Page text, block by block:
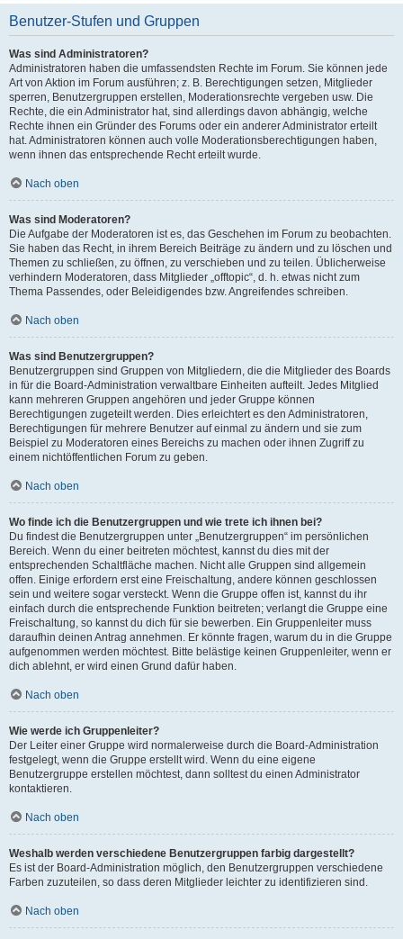
Benutzer-Stufen und Gruppen
Was sind Administratoren?
Administratoren haben die umfassendsten Rechte im Forum. Sie können jede
Art von Aktion im Forum ausführen; z. B. Berechtigungen setzen, Mitglieder
sperren, Benutzergruppen erstellen, Moderationsrechte vergeben usw. Die
Rechte, die ein Administrator hat, sind allerdings davon abhängig, welche
Rechte ihnen ein Gründer des Forums oder ein anderer Administrator erteilt
hat. Administratoren können auch volle Moderationsberechtigungen haben,
wenn ihnen das entsprechende Recht erteilt wurde.
Nach oben
Was sind Moderatoren?
Die Aufgabe der Moderatoren ist es, das Geschehen im Forum zu beobachten.
Sie haben das Recht, in ihrem Bereich Beiträge zu ändern und zu löschen und
Themen zu schließen, zu öffnen, zu verschieben und zu teilen. Üblicherweise
verhindern Moderatoren, dass Mitglieder „offtopic“, d. h. etwas nicht zum
Thema Passendes, oder Beleidigendes bzw. Angreifendes schreiben.
Nach oben
Was sind Benutzergruppen?
Benutzergruppen sind Gruppen von Mitgliedern, die die Mitglieder des Boards
in für die Board-Administration verwaltbare Einheiten aufteilt. Jedes Mitglied
kann mehreren Gruppen angehören und jeder Gruppe können
Berechtigungen zugeteilt werden. Dies erleichtert es den Administratoren,
Berechtigungen für mehrere Benutzer auf einmal zu ändern und sie zum
Beispiel zu Moderatoren eines Bereichs zu machen oder ihnen Zugriff zu
einem nichtöffentlichen Forum zu geben.
Nach oben
Wo finde ich die Benutzergruppen und wie trete ich ihnen bei?
Du findest die Benutzergruppen unter „Benutzergruppen“ im persönlichen
Bereich. Wenn du einer beitreten möchtest, kannst du dies mit der
entsprechenden Schaltfläche machen. Nicht alle Gruppen sind allgemein
offen. Einige erfordern erst eine Freischaltung, andere können geschlossen
sein und weitere sogar versteckt. Wenn die Gruppe offen ist, kannst du ihr
einfach durch die entsprechende Funktion beitreten; verlangt die Gruppe eine
Freischaltung, so kannst du dich für sie bewerben. Ein Gruppenleiter muss
daraufhin deinen Antrag annehmen. Er könnte fragen, warum du in die Gruppe
aufgenommen werden möchtest. Bitte belästige keinen Gruppenleiter, wenn er
dich ablehnt, er wird einen Grund dafür haben.
Nach oben
Wie werde ich Gruppenleiter?
Der Leiter einer Gruppe wird normalerweise durch die Board-Administration
festgelegt, wenn die Gruppe erstellt wird. Wenn du eine eigene
Benutzergruppe erstellen möchtest, dann solltest du einen Administrator
kontaktieren.
Nach oben
Weshalb werden verschiedene Benutzergruppen farbig dargestellt?
Es ist der Board-Administration möglich, den Benutzergruppen verschiedene
Farben zuzuteilen, so dass deren Mitglieder leichter zu identifizieren sind.
Nach oben